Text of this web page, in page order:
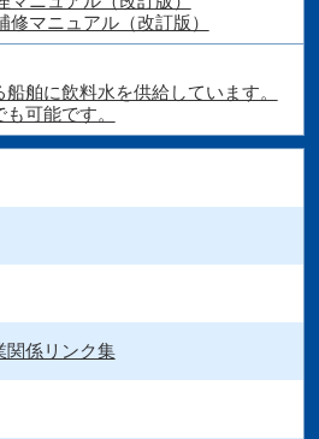
マニュアル（改訂版）
舶に飲料水を供給しています。
可能です。
関係リンク集